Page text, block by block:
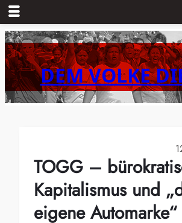
Zum
Inhalt
springenDEM VOLKE
TOGG –
Kapitalismus und
eigene Automarke“